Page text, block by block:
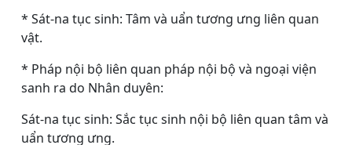
* Sát-na tục sinh: Tâm và uẩn tương ưng liên quan
vật.
* Pháp nội bộ liên quan pháp nội bộ và ngoại viện
sanh ra do Nhân duyên:
Sát-na tục sinh: Sắc tục sinh nội bộ liên quan tâm và
uẩn tương ưng.